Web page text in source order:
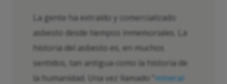
La gente ha extraído y comercializado
asbesto desde tiempos inmemoriales. La
historia del asbesto es, en muchos
sentidos, tan antigua como la historia de
la humanidad. Una vez llamado “ mineral